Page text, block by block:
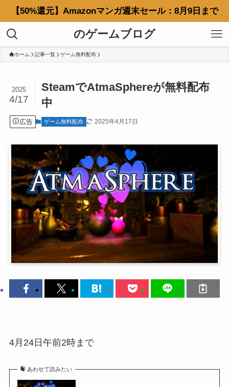
【50%還元】Amazonマンガ週末セール：8月9日まで
のゲームブログ
ホーム 記事一覧 ゲーム無料配布
SteamでAtmaSphereが無料配布
中
2025
4/17
広告 ゲーム無料配布 2025年4月17日
4月24日午前2時まで
あわせて読みたい